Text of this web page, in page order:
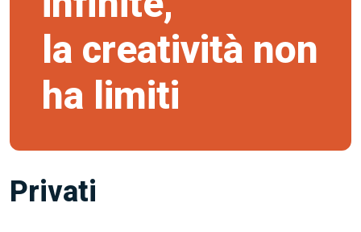
la creatività non
ha limiti
Privati